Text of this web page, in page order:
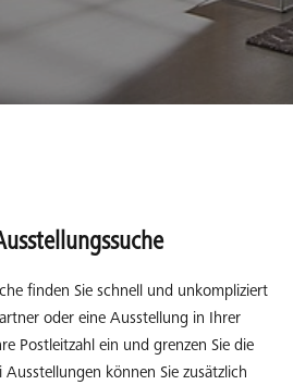
finden Sie schnell und unkompliziert
oder eine Ausstellung in Ihrer
Postleitzahl ein und grenzen Sie die
Ausstellungen können Sie zusätzlich